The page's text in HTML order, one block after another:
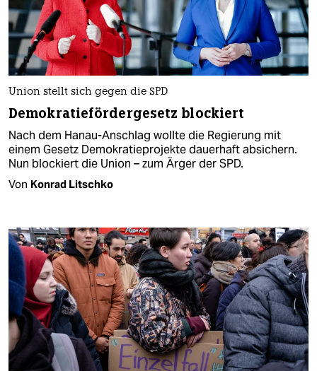
Union stellt sich gegen die SPD
Demokratiefördergesetz blockiert
Nach dem Hanau-Anschlag wollte die Regierung mit
einem Gesetz Demokratieprojekte dauerhaft absichern.
Nun blockiert die Union – zum Ärger der SPD.
Von Konrad Litschko